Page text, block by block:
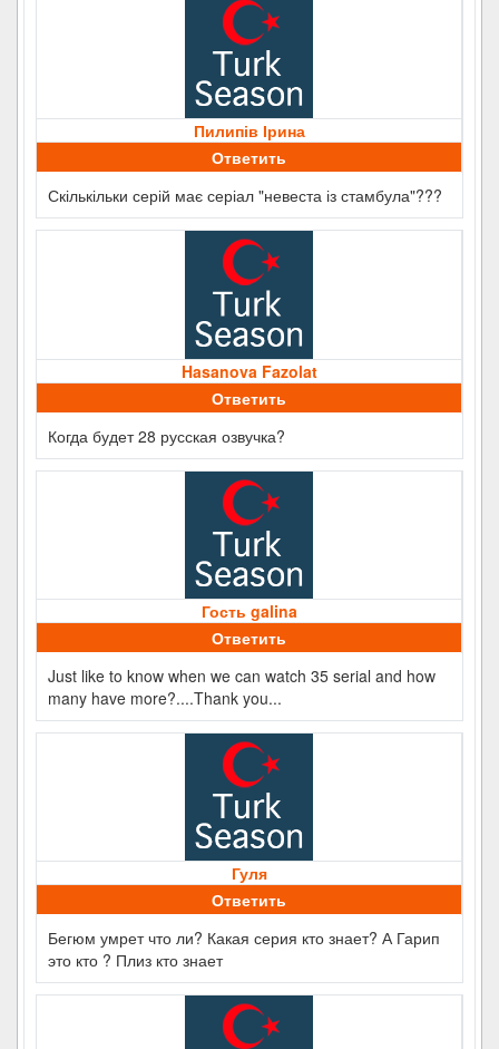
Пилипів Ірина
Ответить
Скількільки серій має серіал "невеста із стамбула"???
Hasanova Fazolat
Ответить
Когда будет 28 русская озвучка?
Гость galina
Ответить
Just like to know when we can watch 35 serial and how
many have more?....Thank you...
Гуля
Ответить
Бегюм умрет что ли? Какая серия кто знает? А Гарип
это кто ? Плиз кто знает